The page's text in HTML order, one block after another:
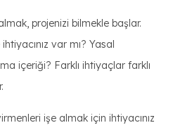
projenizi bilmekle başlar.
var mı? Yasal
içeriği? Farklı ihtiyaçlar farklı
işe almak için ihtiyacınız